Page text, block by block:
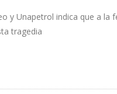
y Unapetrol indica que a la
tragedia